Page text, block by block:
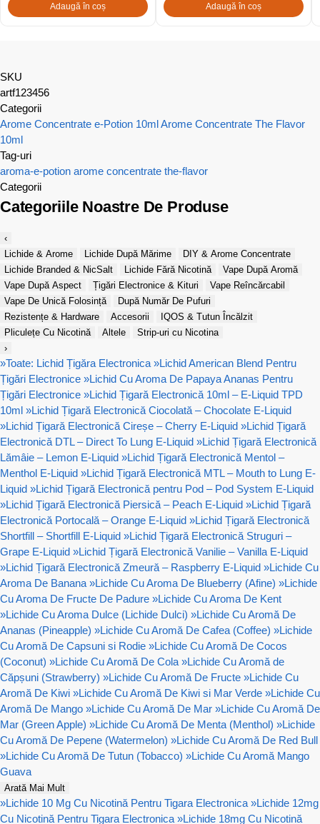
Adaugă în coș Adaugă în coș
SKU
artf123456
Categorii
Arome Concentrate e-Potion 10mlArome Concentrate The Flavor
10ml
Tag-uri
aroma-e-potion arome concentrate the-flavor
Categorii
Categoriile Noastre De Produse
‹
Lichide & Arome
Lichide După Mărime
DIY & Arome Concentrate
Lichide Branded & NicSalt
Lichide Fără Nicotină
Vape După Aromă
Vape După Aspect
Țigări Electronice & Kituri
Vape Reîncărcabil
Vape De Unică Folosință
După Număr De Pufuri
Rezistențe & Hardware
Accesorii
IQOS & Tutun Încălzit
Pliculețe Cu Nicotină
Altele
Strip-uri cu Nicotina
›
»Toate: Lichid Țigăra Electronica »Lichid American Blend Pentru
Țigări Electronice »Lichid Cu Aroma De Papaya Ananas Pentru
Țigări Electronice »Lichid Țigară Electronică 10ml – E-Liquid TPD
10ml »Lichid Țigară Electronică Ciocolată – Chocolate E-Liquid
»Lichid Țigară Electronică Cireșe – Cherry E-Liquid »Lichid Țigară
Electronică DTL – Direct To Lung E-Liquid »Lichid Țigară Electronică
Lămâie – Lemon E-Liquid »Lichid Țigară Electronică Mentol –
Menthol E-Liquid »Lichid Țigară Electronică MTL – Mouth to Lung E-
Liquid »Lichid Țigară Electronică pentru Pod – Pod System E-Liquid
»Lichid Țigară Electronică Piersică – Peach E-Liquid »Lichid Țigară
Electronică Portocală – Orange E-Liquid »Lichid Țigară Electronică
Shortfill – Shortfill E-Liquid »Lichid Țigară Electronică Struguri –
Grape E-Liquid »Lichid Țigară Electronică Vanilie – Vanilla E-Liquid
»Lichid Țigară Electronică Zmeură – Raspberry E-Liquid »Lichide Cu
Aroma De Banana »Lichide Cu Aroma De Blueberry (Afine) »Lichide
Cu Aroma De Fructe De Padure »Lichide Cu Aroma De Kent
»Lichide Cu Aroma Dulce (Lichide Dulci) »Lichide Cu Aromă De
Ananas (Pineapple) »Lichide Cu Aromă De Cafea (Coffee) »Lichide
Cu Aromă De Capsuni si Rodie »Lichide Cu Aromă De Cocos
(Coconut) »Lichide Cu Aromă De Cola »Lichide Cu Aromă de
Căpșuni (Strawberry) »Lichide Cu Aromă De Fructe »Lichide Cu
Aromă De Kiwi »Lichide Cu Aromă De Kiwi si Mar Verde »Lichide Cu
Aromă De Mango »Lichide Cu Aromă De Mar »Lichide Cu Aromă De
Mar (Green Apple) »Lichide Cu Aromă De Menta (Menthol) »Lichide
Cu Aromă De Pepene (Watermelon) »Lichide Cu Aromă De Red Bull
»Lichide Cu Aromă De Tutun (Tobacco) »Lichide Cu Aromă Mango
Guava
Arată Mai Mult
»Lichide 10 Mg Cu Nicotină Pentru Tigara Electronica »Lichide 12mg
Cu Nicotină Pentru Tigara Electronica »Lichide 18mg Cu Nicotină